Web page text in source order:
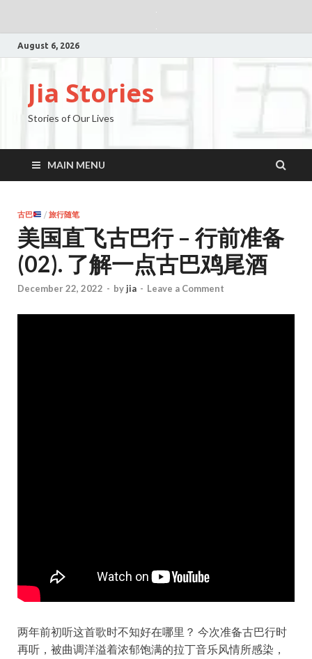
August 6, 2026
Jia Stories
Stories of Our Lives
MAIN MENU
古巴 / 旅行随笔
美国直飞古巴行 – 行前准备
(02). 了解一点古巴鸡尾酒
December 22, 2022 - by jia - Leave a Comment
两年前初听这首歌时不知好在哪里？ 今次准备古巴行时
再听，被曲调洋溢着浓郁饱满的拉丁音乐风情所感染，